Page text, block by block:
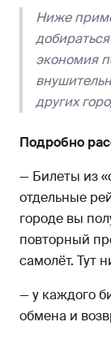
Ниже
экономия
других
Подробно
— Билеты из
отдельные
городе вы
повторный
самолёт. Тут
— у каждого
обмена и